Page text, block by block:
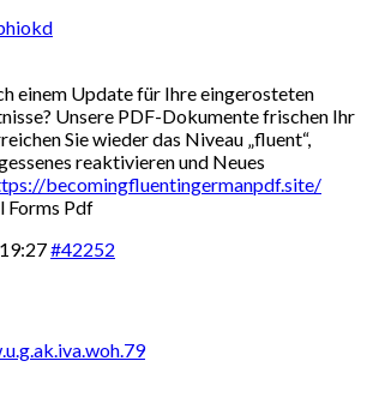
einem Update für Ihre eingerosteten
Unsere PDF-Dokumente frischen Ihr
Sie wieder das Niveau „fluent“,
reaktivieren und Neues
becomingfluentingermanpdf.site/
Forms Pdf
#42252